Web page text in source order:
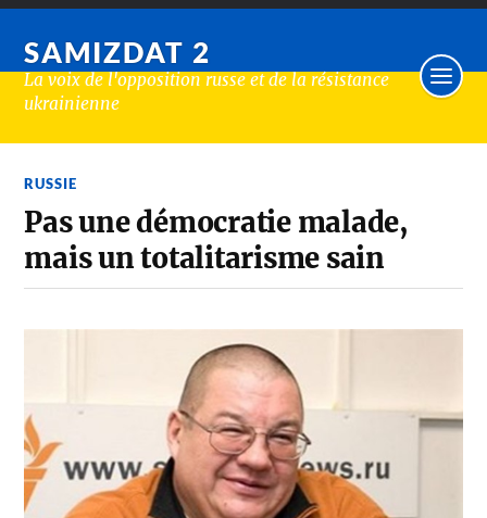
SAMIZDAT 2
La voix de l'opposition russe et de la résistance
ukrainienne
RUSSIE
Pas une démocratie malade,
mais un totalitarisme sain